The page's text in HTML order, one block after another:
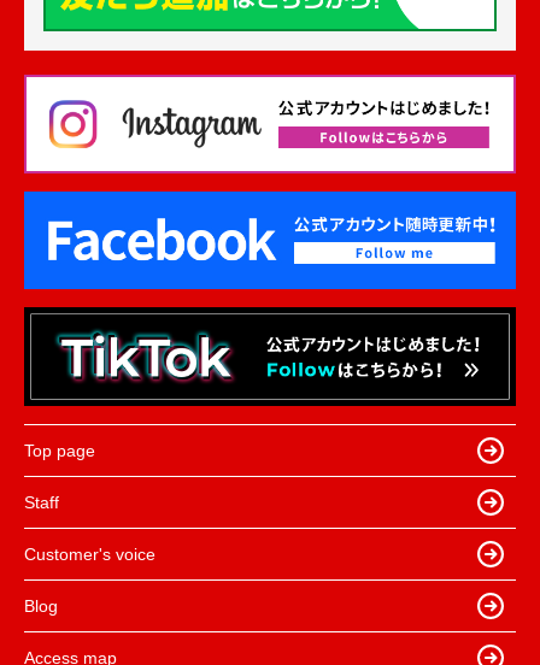
Top page
Staff
Customer's voice
Blog
Access map